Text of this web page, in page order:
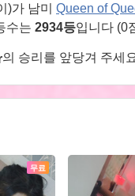
)가 남미 Queen of
수는 2934등입니다 (0
의 승리를 앞당겨 주세
무료